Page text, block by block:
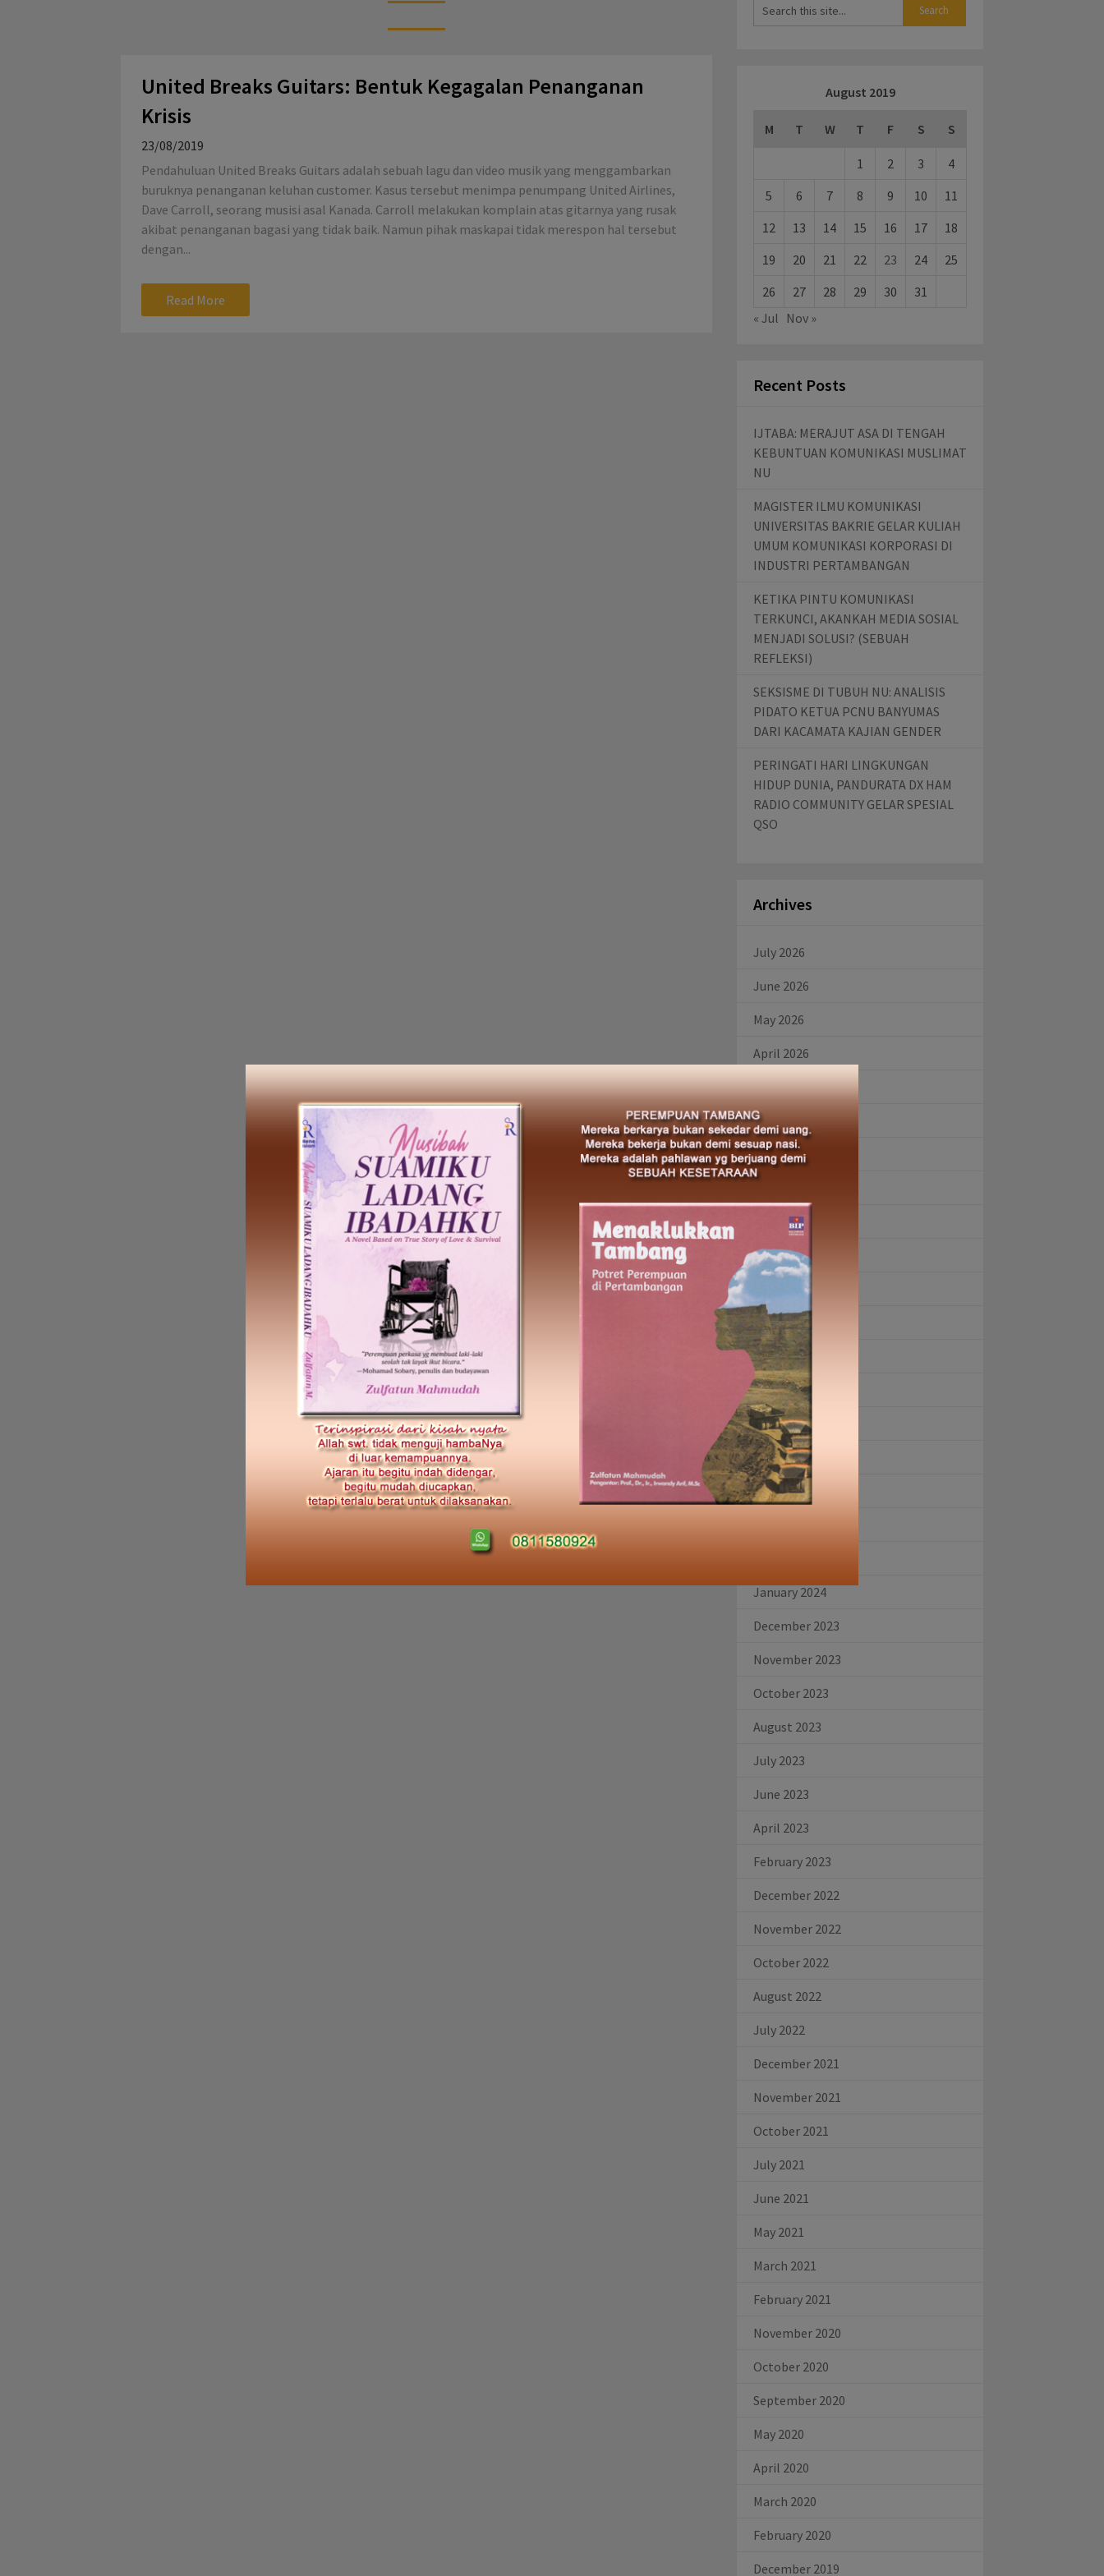
United Breaks Guitars: Bentuk Kegagalan Penanganan
Krisis
23/08/2019
Pendahuluan United Breaks Guitars adalah sebuah lagu dan video musik yang menggambarkan
buruknya penanganan keluhan customer. Kasus tersebut menimpa penumpang United Airlines,
Dave Carroll, seorang musisi asal Kanada. Carroll melakukan komplain atas gitarnya yang rusak
akibat penanganan bagasi yang tidak baik. Namun pihak maskapai tidak merespon hal tersebut
dengan...
Read More
August 2019
M T W T F S S
1 2 3
4
5
6 7 8 9 10
11
12
13 14 15 16 17
18
19
20 21 22 23 24
25
26
27 28 29 30
31
« Jul
Nov »
Recent Posts
IJTABA: MERAJUT ASA DI TENGAH
KEBUNTUAN KOMUNIKASI MUSLIMAT
NU
MAGISTER ILMU KOMUNIKASI
UNIVERSITAS BAKRIE GELAR KULIAH
UMUM KOMUNIKASI KORPORASI DI
INDUSTRI PERTAMBANGAN
KETIKA PINTU KOMUNIKASI
TERKUNCI, AKANKAH MEDIA SOSIAL
MENJADI SOLUSI? (SEBUAH
REFLEKSI)
SEKSISME DI TUBUH NU: ANALISIS
PIDATO KETUA PCNU BANYUMAS
DARI KACAMATA KAJIAN GENDER
PERINGATI HARI LINGKUNGAN
HIDUP DUNIA, PANDURATA DX HAM
RADIO COMMUNITY GELAR SPESIAL
QSO
Archives
July 2026
June 2026
May 2026
April 2026
March 2026
December 2025
November 2025
September 2025
August 2025
June 2025
April 2025
January 2025
December 2024
September 2024
August 2024
July 2024
January 2024
December 2023
November 2023
October 2023
August 2023
July 2023
June 2023
April 2023
February 2023
December 2022
November 2022
October 2022
August 2022
July 2022
December 2021
November 2021
October 2021
July 2021
June 2021
May 2021
March 2021
February 2021
November 2020
October 2020
September 2020
May 2020
April 2020
March 2020
February 2020
December 2019